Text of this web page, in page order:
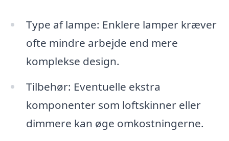
Type af lampe: Enklere lamper kræver
ofte mindre arbejde end mere
komplekse design.
Tilbehør: Eventuelle ekstra
komponenter som loftskinner eller
dimmere kan øge omkostningerne.